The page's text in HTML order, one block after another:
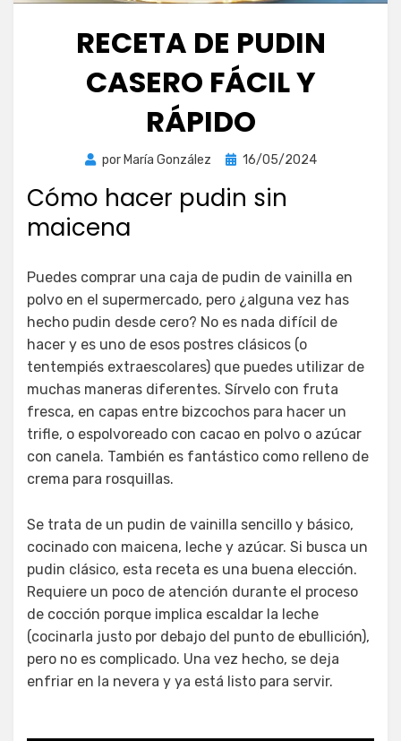
RECETA DE PUDIN
CASERO FÁCIL Y
RÁPIDO
por María González
Publicada
16/05/2024
Cómo hacer pudin sin
maicena
Puedes comprar una caja de pudin de vainilla en
polvo en el supermercado, pero ¿alguna vez has
hecho pudin desde cero? No es nada difícil de
hacer y es uno de esos postres clásicos (o
tentempiés extraescolares) que puedes utilizar de
muchas maneras diferentes. Sírvelo con fruta
fresca, en capas entre bizcochos para hacer un
trifle, o espolvoreado con cacao en polvo o azúcar
con canela. También es fantástico como relleno de
crema para rosquillas.
Se trata de un pudin de vainilla sencillo y básico,
cocinado con maicena, leche y azúcar. Si busca un
pudin clásico, esta receta es una buena elección.
Requiere un poco de atención durante el proceso
de cocción porque implica escaldar la leche
(cocinarla justo por debajo del punto de ebullición),
pero no es complicado. Una vez hecho, se deja
enfriar en la nevera y ya está listo para servir.